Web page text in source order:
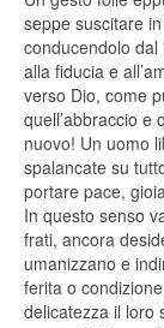
seppe suscitare
conducendolo dal
alla fiducia e
verso Dio, come
quell’abbraccio e
nuovo! Un uomo
spalancate su
portare pace,
In questo senso
frati, ancora
umanizzano e
ferita o
delicatezza il loro